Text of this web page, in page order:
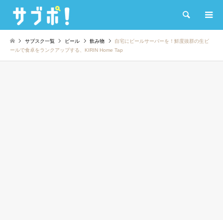
検索
サブスク一覧 ビール 飲み物
自宅にビールサーバーを！鮮度抜群の生ビ
ールで食卓をランクアップする、KIRIN Home Tap